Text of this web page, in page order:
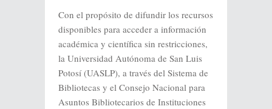
Con el propósito de difundir los recursos
disponibles para acceder a información
académica y científica sin restricciones,
la Universidad Autónoma de San Luis
Potosí (UASLP), a través del Sistema de
Bibliotecas y el Consejo Nacional para
Asuntos Bibliotecarios de Instituciones